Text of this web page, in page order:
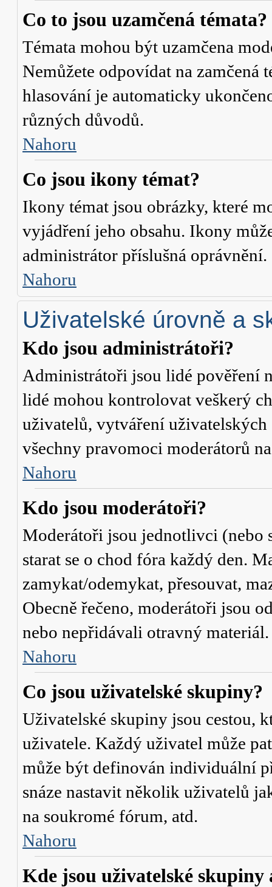
Co to jsou uzamčená témata?
Témata mohou být uzamčena
Nemůžete odpovídat na zamčená
hlasování je automaticky
různých důvodů.
Nahoru
Co jsou ikony témat?
Ikony témat jsou obrázky, které
vyjádření jeho obsahu. Ikony
administrátor příslušná oprávnění.
Nahoru
Uživatelské úrovně a
Kdo jsou administrátoři?
Administrátoři jsou lidé pověření
lidé mohou kontrolovat veškerý
uživatelů, vytváření
všechny pravomoci moderátorů
Nahoru
Kdo jsou moderátoři?
Moderátoři jsou jednotlivci (nebo
starat se o chod fóra každý den.
zamykat/odemykat, přesouvat,
Obecně řečeno, moderátoři jsou
nebo nepřidávali otravný materiál.
Nahoru
Co jsou uživatelské skupiny?
Uživatelské skupiny jsou cestou,
uživatele. Každý uživatel může
může být definován individuální
snáze nastavit několik uživatelů
na soukromé fórum, atd.
Nahoru
Kde jsou uživatelské